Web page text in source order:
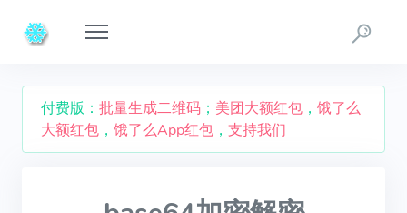
付费版： 批量生成二维码 ； 美团大额红包 ， 饿了么
大额红包 ， 饿了么App红包 ， 支持我们